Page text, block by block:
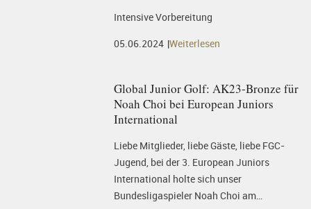
Intensive Vorbereitung
05.06.2024 Weiterlesen
Global Junior Golf: AK23-Bronze für
Noah Choi bei European Juniors
International
Liebe Mitglieder, liebe Gäste, liebe FGC-
Jugend, bei der 3. European Juniors
International holte sich unser
Bundesligaspieler Noah Choi am…